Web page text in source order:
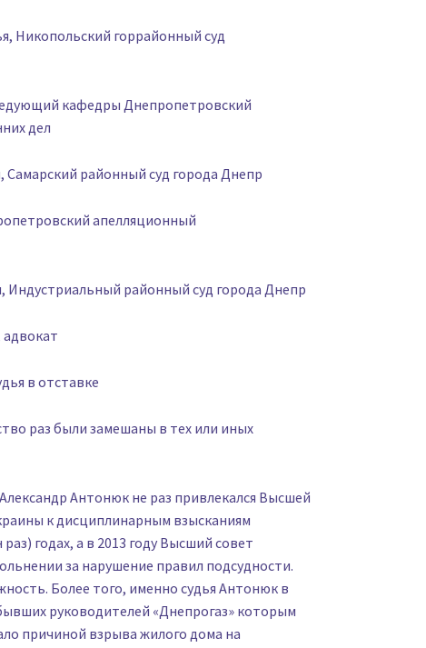
Никопольский горрайонный суд
кафедры Днепропетровский
дел
Самарский районный суд города Днепр
апелляционный
районный суд города Днепр
в отставке
раз были замешаны в тех или иных
Антонюк не раз привлекался Высшей
к дисциплинарным взысканиям
годах, а в 2013 году Высший совет
за нарушение правил подсудности.
Более того, именно судья Антонюк в
руководителей «Днепрогаз» которым
причиной взрыва жилого дома на